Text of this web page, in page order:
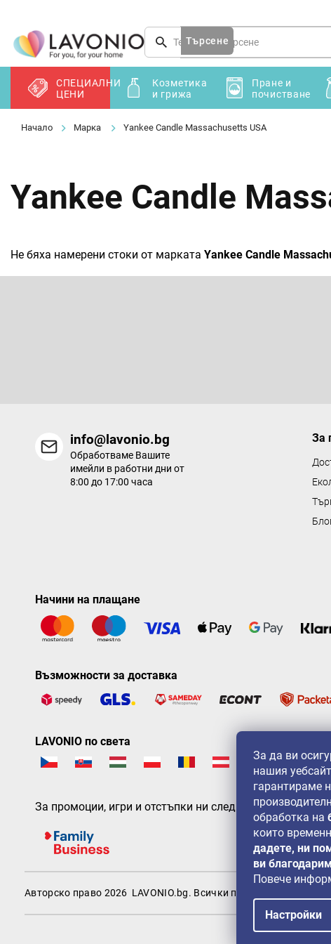
За да ви
нашия
гарантираме
обработка на
които
дадете, ни
ви
Повече
Настройки
съдържанието
Търсене
СПЕЦИАЛНИ
ЦЕНИ
Козметика
и грижа
Пране и
почистване
Марка Yankee Candle Massachusetts USA
Yankee Candle
Не бяха намерени стоки от марката Yankee Candle
info@lavonio.bg
Обработваме Вашите
имейли в работни дни от
8:00 до 17:00 часа
За
Начини на плащане
Възможности за доставка
LAVONIO по света
За промоции, игри и отстъпки ни следвайте на:
Авторско право 2026 LAVONIO.bg. Всички права запазени.